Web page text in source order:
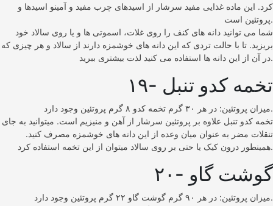
کرد. این ماده غذایی مفید سرشار از اسیدهای چرب مفید و آمینو اسیدها و
پروتئین است.
شما می توانید دانه های کنف را روی غلات، اسموتی ها و یا روی سالاد خود
بریزید. تا با حالت تردی که این دانه های خوشمزه دارند از سالاد و هر چیزی که
در آن از این دانه ها استفاده می کنید لذت بیشتری ببرید.
۱۹- تخمه کدو تنبل
میزان پروتئین: در هر ۳۰ گرم تخمه کدو ۸ گرم پروتئین وجود دارد.
تخمه کدو تنبل علاوه بر پروتئین سرشار از آهن و منیزیم است. میتوانید به جای
تنقلات مضر به عنوان میان وعده از این دانه های خوشمزه مصرف کنید.
همینطور درون کیک یا حتی بر روی سالاد میتوان از این تخمه استفاده کرد.
۲۰- گوشت گاو
میزان پروتئین: در هر ۹۰ گرم گوشت گاو ۲۲ گرم پروتئین وجود دارد.